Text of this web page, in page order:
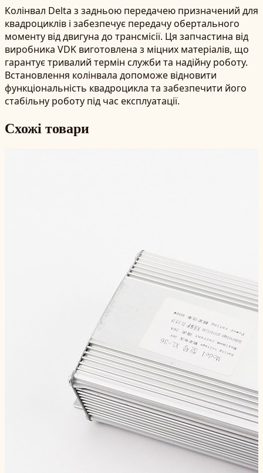
Колінвал Delta з задньою передачею призначений для
квадроциклів і забезпечує передачу обертального
моменту від двигуна до трансмісії. Ця запчастина від
виробника VDK виготовлена з міцних матеріалів, що
гарантує тривалий термін служби та надійну роботу.
Встановлення колінвала допоможе відновити
функціональність квадроцикла та забезпечити його
стабільну роботу під час експлуатації.
Схожі товари